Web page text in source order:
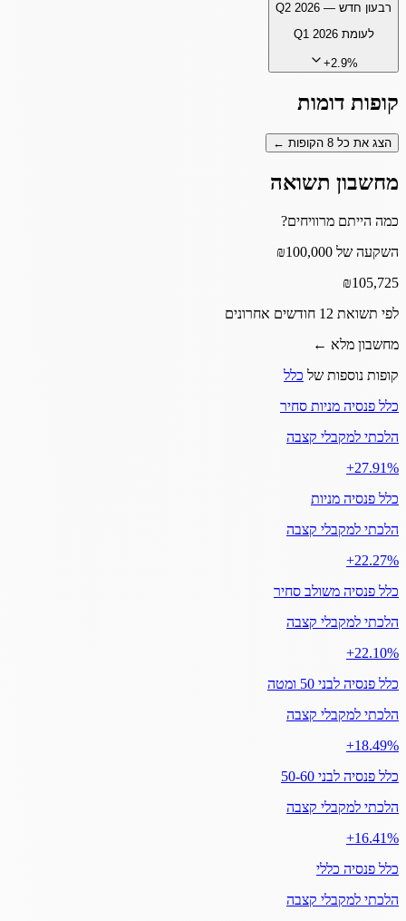
רבעון חדש — Q2 2026
לעומתQ1 2026
+2.9%
קופות דומות
הצג את כל 8 הקופות ←
מחשבון תשואה
כמה הייתם מרוויחים?
השקעה של ₪100,000
₪105,725
לפי תשואת 12 חודשים אחרונים
מחשבון מלא ←
קופות נוספות של כלל
כלל פנסיה מניות סחיר
הלכתי למקבלי קצבה
‎+27.91%
כלל פנסיה מניות
הלכתי למקבלי קצבה
‎+22.27%
כלל פנסיה משולב סחיר
הלכתי למקבלי קצבה
‎+22.10%
כלל פנסיה לבני 50 ומטה
הלכתי למקבלי קצבה
‎+18.49%
כלל פנסיה לבני 50-60
הלכתי למקבלי קצבה
‎+16.41%
כלל פנסיה כללי
הלכתי למקבלי קצבה